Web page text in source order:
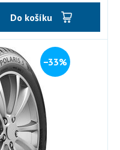
Do košíku
−33%